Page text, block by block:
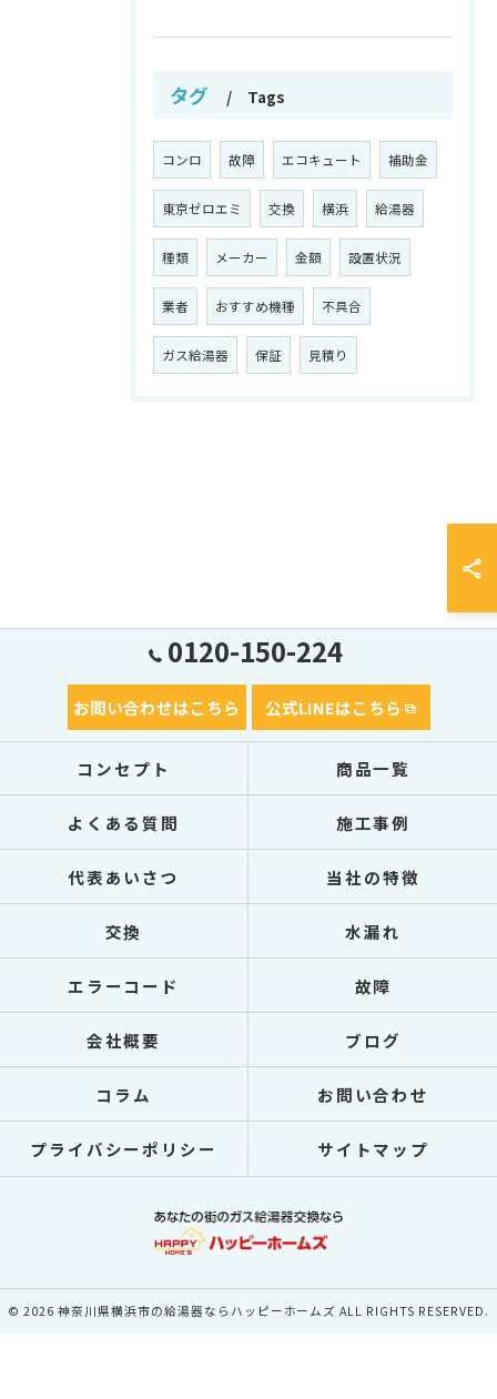
タグ Tags
コンロ 故障 エコキュート 補助金
東京ゼロエミ 交換 横浜 給湯器
種類 メーカー 金額 設置状況
業者 おすすめ機種 不具合
ガス給湯器 保証 見積り
0120-150-224
お問い合わせはこちら 公式LINEはこちら
コンセプト 商品一覧
よくある質問 施工事例
代表あいさつ 当社の特徴
交換 水漏れ
エラーコード 故障
会社概要 ブログ
コラム お問い合わせ
プライバシーポリシー サイトマップ
© 2026 神奈川県横浜市の給湯器ならハッピーホームズ ALL RIGHTS RESERVED.